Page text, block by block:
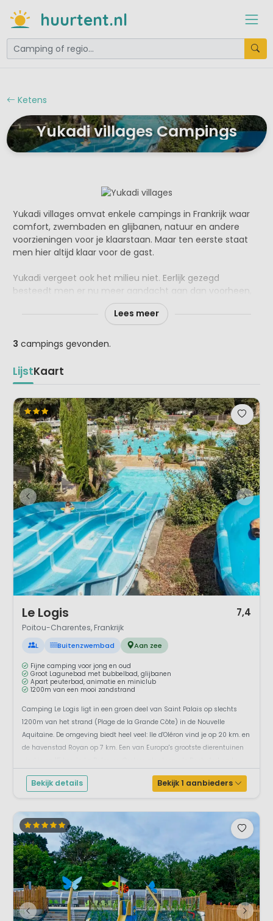
huurtent.nl
Ketens
Yukadi villages Campings
Yukadi villages omvat enkele campings in Frankrijk waar
comfort, zwembaden en glijbanen, natuur en andere
voorzieningen voor je klaarstaan. Maar ten eerste staat
men hier altijd klaar voor de gast.
Yukadi vergeet ook het milieu niet. Eerlijk gezegd
besteedt men er nu meer aandacht aan dan voorheen,
want op dit gebied valt nog veel te doen.
Lees meer
3 campings gevonden.
LijstKaart
Le Logis 7,4
Poitou-Charentes, Frankrijk
L Buitenzwembad Aan zee
Fijne camping voor jong en oud
Groot Lagunebad met bubbelbad, glijbanen
Apart peuterbad, animatie en miniclub
1200m van een mooi zandstrand
Camping Le Logis ligt in een groen deel van Saint Palais op slechts
1200m van het strand (Plage de la Grande Côte) in de Nouvelle
Aquitaine. De omgeving biedt heel veel: Ile d'Oléron vind je op 20 km. en
de havenstad Royan op 7 km. Een van Europa's grootste dierentuinen
Rochelle ...
Bekijk details Bekijk 1 aanbieders